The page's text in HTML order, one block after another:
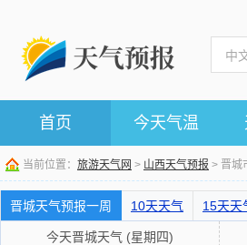
首页 今天气温
当前位置： 旅游天气网 > 山西天气预报 > 晋城
晋城天气预报一周 10天天气 15天天
今天晋城天气 (星期四)